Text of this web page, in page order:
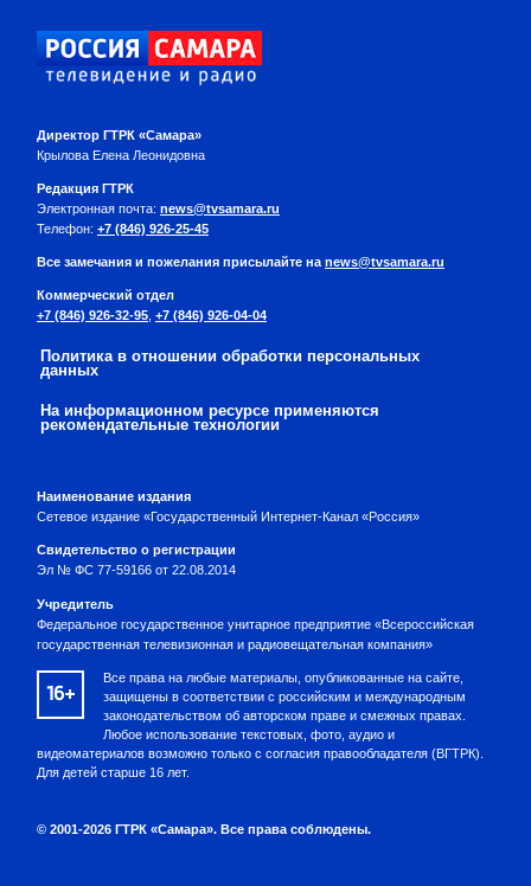
Директор ГТРК «Самара»
Крылова Елена Леонидовна
Редакция ГТРК
Электронная почта: news@tvsamara.ru
Телефон: +7 (846) 926-25-45
Все замечания и пожелания присылайте на news@tvsamara.ru
Коммерческий отдел
+7 (846) 926-32-95 +7 (846) 926-04-04
Политика в отношении обработки персональных
данных
На информационном ресурсе применяются
рекомендательные технологии
Наименование издания
Сетевое издание «Государственный Интернет-Канал «Россия»
Свидетельство о регистрации
Эл № ФС 77-59166 от 22.08.2014
Учредитель
Федеральное государственное унитарное предприятие «Всероссийская
государственная телевизионная и радиовещательная компания»
16+
Все права на любые материалы, опубликованные на сайте,
защищены в соответствии с российским и международным
законодательством об авторском праве и смежных правах.
Любое использование текстовых, фото, аудио и
видеоматериалов возможно только с согласия правообладателя (ВГТРК).
Для детей старше 16 лет.
© 2001-2026 ГТРК «Самара». Все права соблюдены.